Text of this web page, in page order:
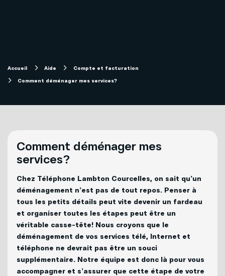
Forfaits télévision SOFI
Téléphonie
Internet
Téléphonie
Capsules vidéos
Solutions pour entreprises
Mon Sogetel
Politique de bénévolat
Carrières
Accueil Aide
Compte et facturation
Comment déménager mes services?
Comment déménager mes
services?
Chez Téléphone Lambton Courcelles, on sait qu’un
déménagement n’est pas de tout repos. Penser à
tous les petits détails peut vite devenir un fardeau
et organiser toutes les étapes peut être un
véritable casse-tête! Nous croyons que le
déménagement de vos services télé, Internet et
téléphone ne devrait pas être un souci
supplémentaire. Notre équipe est donc là pour vous
accompagner et s’assurer que cette étape de votre